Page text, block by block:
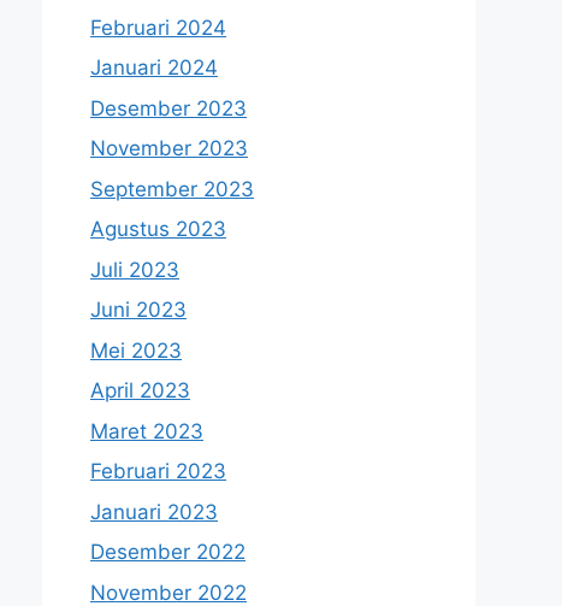
Februari 2024
Januari 2024
Desember 2023
November 2023
September 2023
Agustus 2023
Juli 2023
Juni 2023
Mei 2023
April 2023
Maret 2023
Februari 2023
Januari 2023
Desember 2022
November 2022